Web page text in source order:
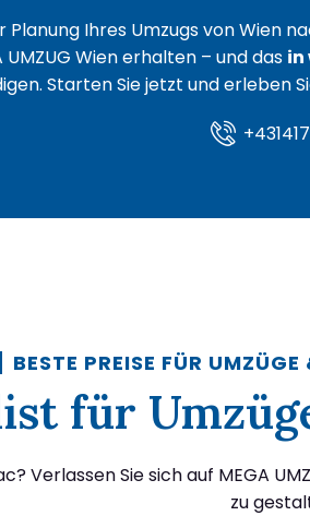
Planung Ihres Umzugs von Wien
UMZUG Wien erhalten – und das in
Starten Sie jetzt und
BESTE PREISE FÜR
für
Verlassen Sie sich auf MEGA
zu